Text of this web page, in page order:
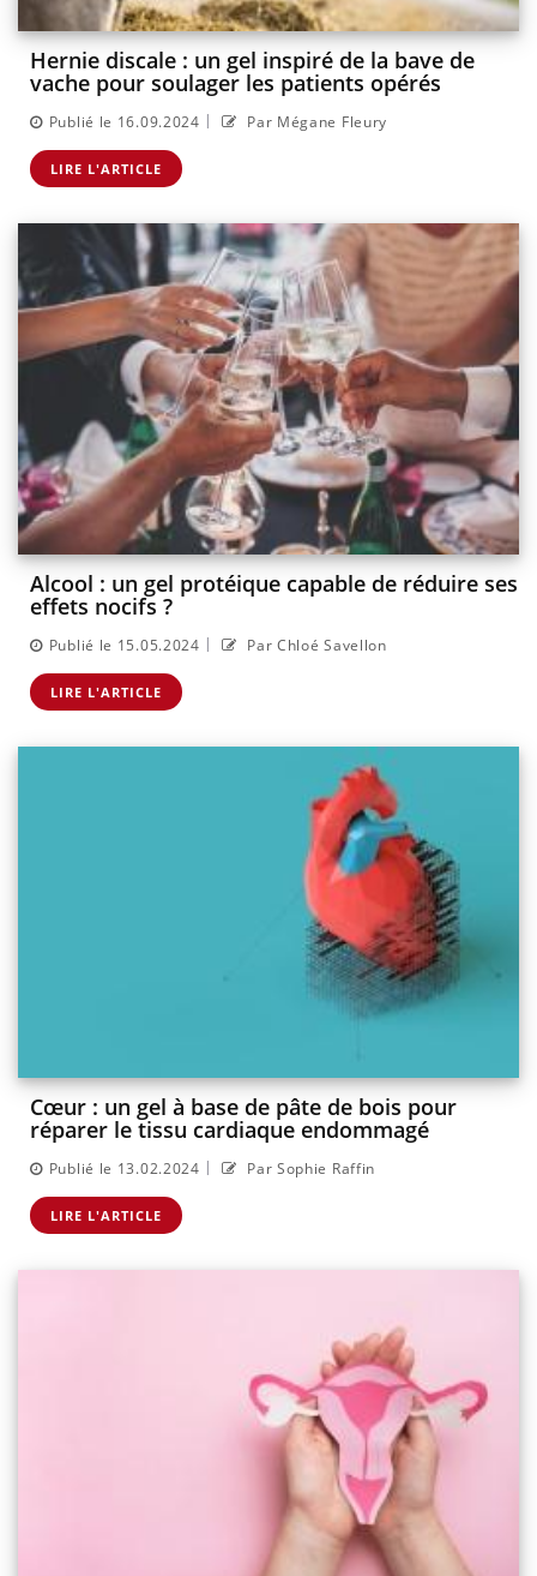
Hernie discale : un gel inspiré de la bave de
vache pour soulager les patients opérés
Publié le 16.09.2024 | Par Mégane Fleury
LIRE L'ARTICLE
Alcool : un gel protéique capable de réduire ses
effets nocifs ?
Publié le 15.05.2024 | Par Chloé Savellon
LIRE L'ARTICLE
Cœur : un gel à base de pâte de bois pour
réparer le tissu cardiaque endommagé
Publié le 13.02.2024 | Par Sophie Raffin
LIRE L'ARTICLE